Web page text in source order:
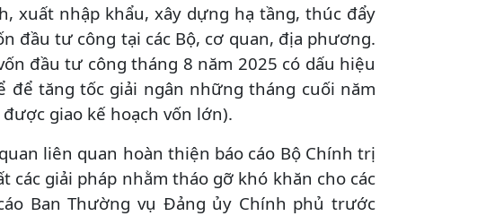
xuất nhập khẩu, xây dựng hạ tầng, thúc đẩy
đầu tư công tại các Bộ, cơ quan, địa phương.
đầu tư công tháng 8 năm 2025 có dấu hiệu
để tăng tốc giải ngân những tháng cuối năm
giao kế hoạch vốn lớn).
liên quan hoàn thiện báo cáo Bộ Chính trị
các giải pháp nhằm tháo gỡ khó khăn cho các
Ban Thường vụ Đảng ủy Chính phủ trước